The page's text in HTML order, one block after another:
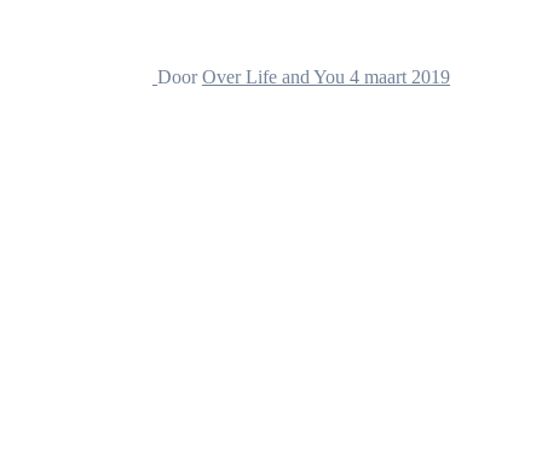
DoorOver Life and You 4 maart 2019